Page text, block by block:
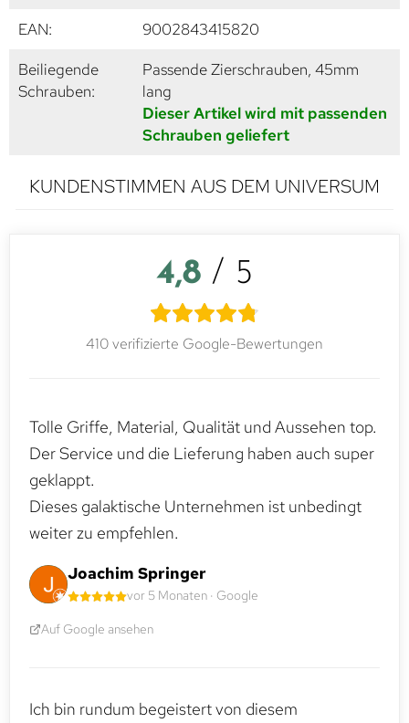
EAN:
9002843415820
Beiliegende
Schrauben:
Passende Zierschrauben, 45mm
lang
Dieser Artikel wird mit passenden
Schrauben geliefert
KUNDENSTIMMEN AUS DEM UNIVERSUM
4,8 / 5
410 verifizierte Google-Bewertungen
Tolle Griffe, Material, Qualität und Aussehen top.
Der Service und die Lieferung haben auch super
geklappt.
Dieses galaktische Unternehmen ist unbedingt
weiter zu empfehlen.
Joachim Springer
vor 5 Monaten · Google
Auf Google ansehen
Ich bin rundum begeistert von diesem